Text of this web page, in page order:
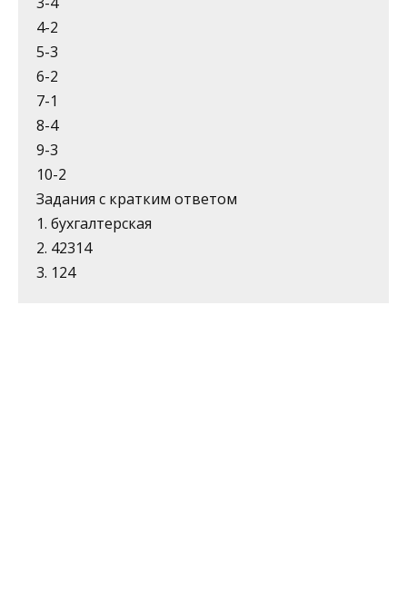
4-2
5-3
6-2
7-1
8-4
9-3
10-2
Задания с кратким ответом
1. бухгалтерская
2. 42314
3. 124